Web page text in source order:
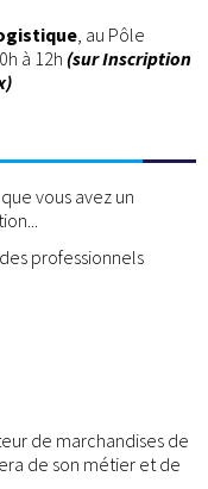
, au Pôle
à 12h (sur Inscription
vous avez un
professionnels
de marchandises de
de son métier et de